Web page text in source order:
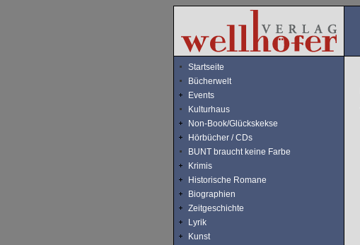
Startseite
Bücherwelt
Events
Kulturhaus
Non-Book/Glückskekse
Hörbücher / CDs
BUNT braucht keine Farbe
Krimis
Historische Romane
Biographien
Zeitgeschichte
Lyrik
Kunst